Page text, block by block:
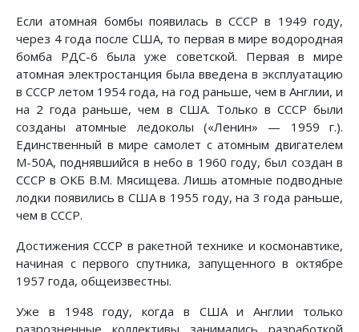
Если атомная бомбы появилась в СССР в 1949 году,
через 4 года после США, то первая в мире водородная
бомба РДС-6 была уже советской. Первая в мире
атомная электростанция была введена в эксплуатацию
в СССР летом 1954 года, на год раньше, чем в Англии, и
на 2 года раньше, чем в США. Только в СССР были
созданы атомные ледоколы («Ленин» — 1959 г.).
Единственный в мире самолет с атомным двигателем
М-50А, поднявшийся в небо в 1960 году, был создан в
СССР в ОКБ В.М. Мясищева. Лишь атомные подводные
лодки появились в США в 1955 году, на 3 года раньше,
чем в СССР.
Достижения СССР в ракетной технике и космонавтике,
начиная с первого спутника, запущенного в октябре
1957 года, общеизвестны.
Уже в 1948 году, когда в США и Англии только